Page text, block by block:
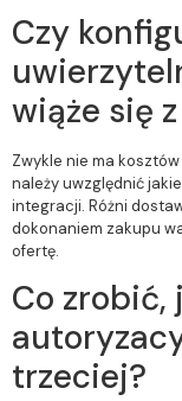
Czy
wiąże się
Zwykle nie ma
należy uwzględnić
integracji. Różni
dokonaniem zakupu
ofertę.
Co zrobić,
trzeciej?